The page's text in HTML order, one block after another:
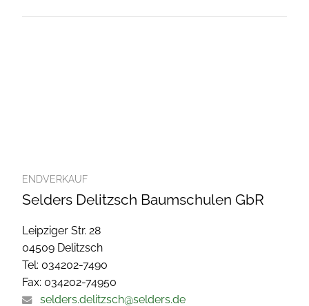
ENDVERKAUF
Selders Delitzsch Baumschulen GbR
Leipziger Str. 28
04509 Delitzsch
Tel: 034202-7490
Fax: 034202-74950
selders.delitzsch@selders.de